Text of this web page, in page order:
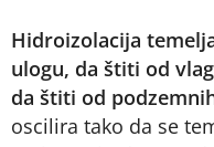
Hidroizolacija
ulogu, da štiti od
da štiti od
oscilira tako da se